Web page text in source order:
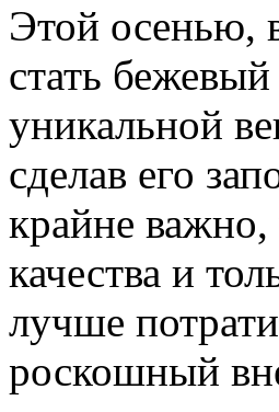
Этой осенью,
стать
уникальной
сделав его
крайне
качества и
лучше
роскошный